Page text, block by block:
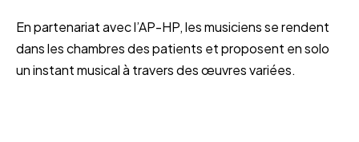
En partenariat avec l’AP-HP, les musiciens se rendent
dans les chambres des patients et proposent en solo
un instant musical à travers des œuvres variées.